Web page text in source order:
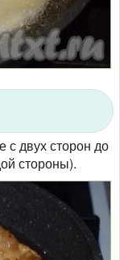
с двух сторон до
стороны).